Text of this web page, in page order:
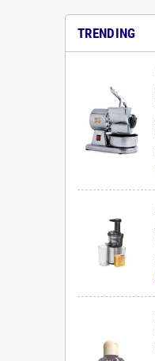
TRENDING